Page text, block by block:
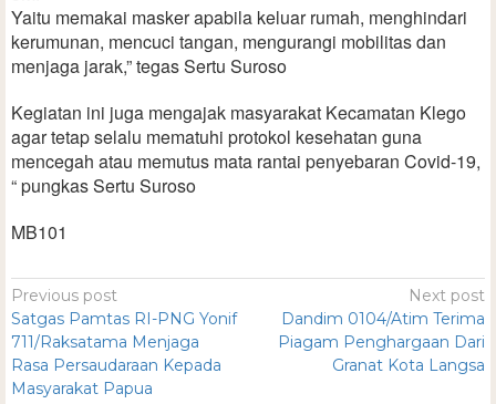
Yaitu memakai masker apabila keluar rumah, menghindari
kerumunan, mencuci tangan, mengurangi mobilitas dan
menjaga jarak,” tegas Sertu Suroso
Kegiatan ini juga mengajak masyarakat Kecamatan Klego
agar tetap selalu mematuhi protokol kesehatan guna
mencegah atau memutus mata rantai penyebaran Covid-19,
“ pungkas Sertu Suroso
MB101
Previous post
Satgas Pamtas RI-PNG Yonif
711/Raksatama Menjaga
Rasa Persaudaraan Kepada
Masyarakat Papua
Next post
Dandim 0104/Atim Terima
Piagam Penghargaan Dari
Granat Kota Langsa